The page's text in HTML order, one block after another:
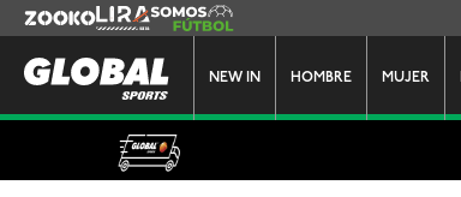
NEW IN HOMBRE MUJER
Zooko Lira Somos Futbol